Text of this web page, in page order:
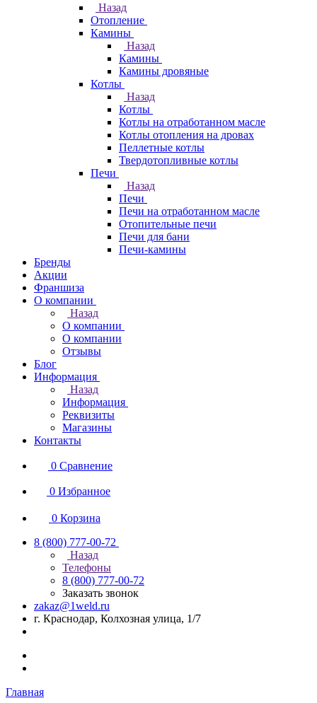
Назад
Отопление
Камины
Назад
Камины
Камины дровяные
Котлы
Назад
Котлы
Котлы на отработанном масле
Котлы отопления на дровах
Пеллетные котлы
Твердотопливные котлы
Печи
Назад
Печи
Печи на отработанном масле
Отопительные печи
Печи для бани
Печи-камины
Бренды
Акции
Франшиза
О компании
Назад
О компании
О компании
Отзывы
Блог
Информация
Назад
Информация
Реквизиты
Магазины
Контакты
0 Сравнение
0 Избранное
0 Корзина
8 (800) 777-00-72
Назад
Телефоны
8 (800) 777-00-72
Заказать звонок
zakaz@1weld.ru
г. Краснодар, Колхозная улица, 1/7
Главная